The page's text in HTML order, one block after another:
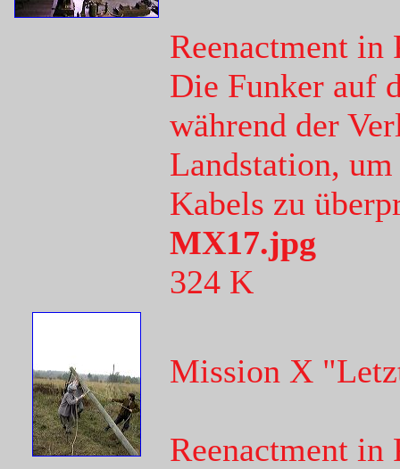
Reenactment in
Die Funker auf
während der
Landstation,
Kabels zu
MX17.jpg
324 K
Mission X
Reenactment in